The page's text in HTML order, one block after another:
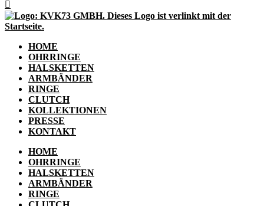
HOME
OHRRINGE
HALSKETTEN
ARMBÄNDER
RINGE
CLUTCH
KOLLEKTIONEN
PRESSE
KONTAKT
HOME
OHRRINGE
HALSKETTEN
ARMBÄNDER
RINGE